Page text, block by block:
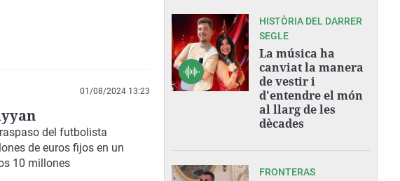
01/08/2024 13:23
del futbolista
de euros fijos en un
10 millones
HISTÒRIA DEL DARRER
SEGLE
La música ha
canviat la manera
de vestir i
d'entendre el món
al llarg de les
dècades
FRONTERAS